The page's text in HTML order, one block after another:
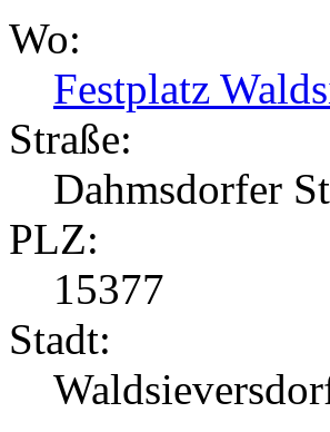
Wo:
Festplatz
Straße:
Dahmsdorfer
PLZ:
15377
Stadt: